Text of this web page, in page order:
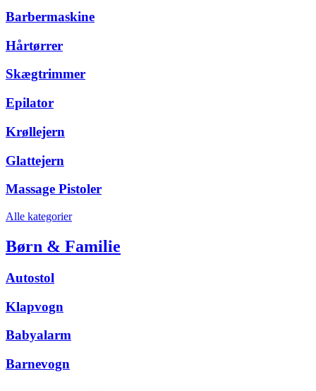
Barbermaskine
Hårtørrer
Skægtrimmer
Epilator
Krøllejern
Glattejern
Massage Pistoler
Alle kategorier
Børn & Familie
Autostol
Klapvogn
Babyalarm
Barnevogn